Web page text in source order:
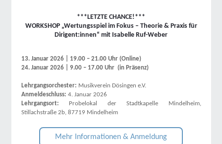
***LETZTE CHANCE!***
WORKSHOP „Wertungsspiel im Fokus – Theorie & Praxis für
Dirigent:innen“ mit Isabelle Ruf-Weber
13. Januar 2026 | 19.00 – 21.00 Uhr (Online)
24. Januar 2026 | 9.00 – 17.00 Uhr (in Präsenz)
Lehrgangsorchester: Musikverein Dösingen e.V.
Anmeldeschluss: 4. Januar 2026
Lehrgangsort: Probelokal der Stadtkapelle Mindelheim,
Stillachstraße 2b, 87719 Mindelheim
Mehr Informationen & Anmeldung